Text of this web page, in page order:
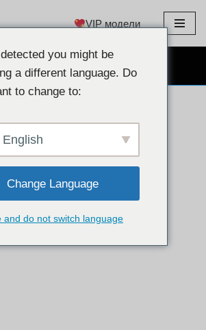
VIP модели
you might be
a different language. Do
to change to:
English
Change Language
and do not switch language